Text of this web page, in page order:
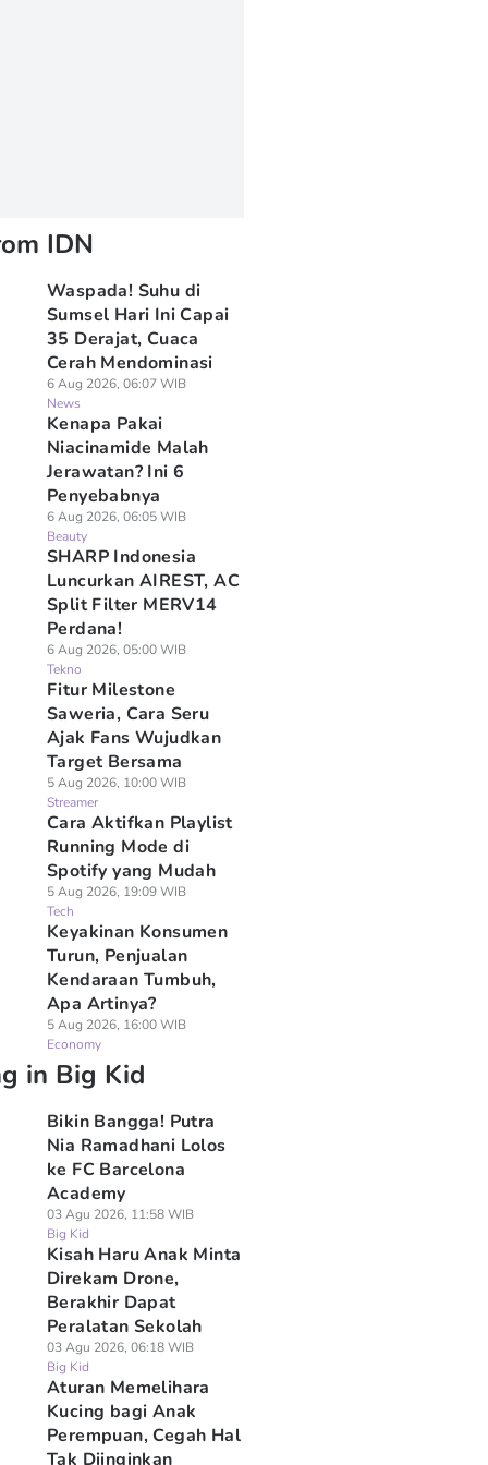
IDN
Waspada! Suhu di
Sumsel Hari Ini Capai
35 Derajat, Cuaca
Cerah Mendominasi
6 Aug 2026, 06:07 WIB
News
Kenapa Pakai
Niacinamide Malah
Jerawatan? Ini 6
Penyebabnya
6 Aug 2026, 06:05 WIB
Beauty
SHARP Indonesia
Luncurkan AIREST, AC
Split Filter MERV14
Perdana!
6 Aug 2026, 05:00 WIB
Tekno
Fitur Milestone
Saweria, Cara Seru
Ajak Fans Wujudkan
Target Bersama
5 Aug 2026, 10:00 WIB
Streamer
Cara Aktifkan Playlist
Running Mode di
Spotify yang Mudah
5 Aug 2026, 19:09 WIB
Tech
Keyakinan Konsumen
Turun, Penjualan
Kendaraan Tumbuh,
Apa Artinya?
5 Aug 2026, 16:00 WIB
Economy
in Big Kid
Bikin Bangga! Putra
Nia Ramadhani Lolos
ke FC Barcelona
Academy
03 Agu 2026, 11:58 WIB
Big Kid
Kisah Haru Anak Minta
Direkam Drone,
Berakhir Dapat
Peralatan Sekolah
03 Agu 2026, 06:18 WIB
Big Kid
Aturan Memelihara
Kucing bagi Anak
Perempuan, Cegah Hal
Tak Diinginkan